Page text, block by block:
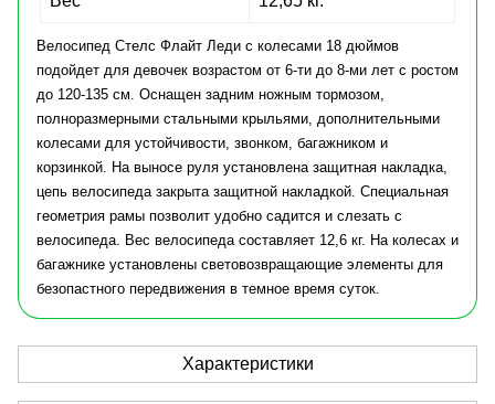
Велосипед Стелс Флайт Леди с колесами 18 дюймов
подойдет для девочек возрастом от 6-ти до 8-ми лет с ростом
до 120-135 см. Оснащен задним ножным тормозом,
полноразмерными стальными крыльями, дополнительными
колесами для устойчивости, звонком, багажником и
корзинкой. На выносе руля установлена защитная накладка,
цепь велосипеда закрыта защитной накладкой. Специальная
геометрия рамы позволит удобно садится и слезать с
велосипеда. Вес велосипеда составляет 12,6 кг. На колесах и
багажнике установлены световозвращающие элементы для
безопастного передвижения в темное время суток.
Характеристики